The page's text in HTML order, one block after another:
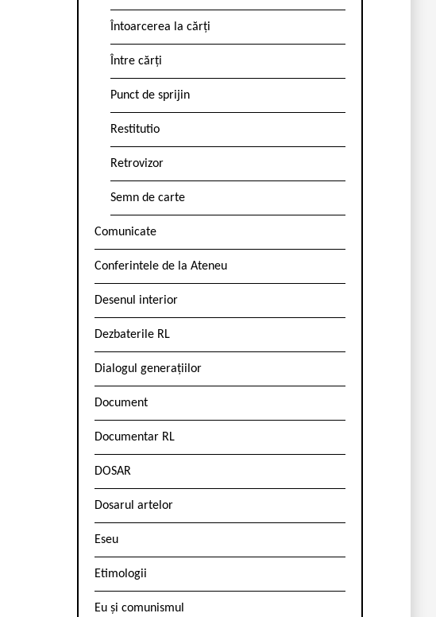
Întoarcerea la cărți
Între cărți
Punct de sprijin
Restitutio
Retrovizor
Semn de carte
Comunicate
Conferintele de la Ateneu
Desenul interior
Dezbaterile RL
Dialogul generațiilor
Document
Documentar RL
DOSAR
Dosarul artelor
Eseu
Etimologii
Eu și comunismul